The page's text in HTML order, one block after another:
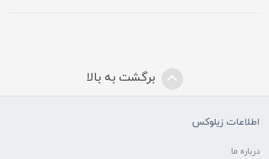
برگشت به بالا
اطلاعات زیلوکس
درباره ما